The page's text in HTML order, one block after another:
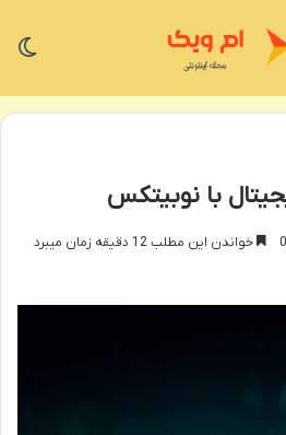
با نوبیتکس
خواندن این مطلب 12 دقیقه زمان میبرد